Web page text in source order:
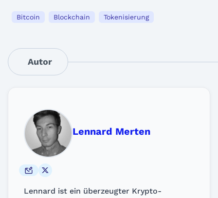
Bitcoin Blockchain Tokenisierung
Autor
Lennard Merten
Lennard ist ein überzeugter Krypto-